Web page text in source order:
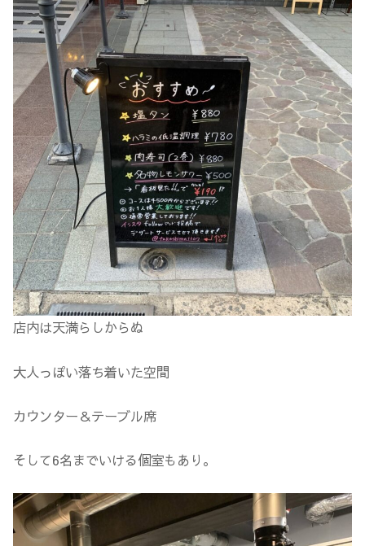
店内は天満らしからぬ
大人っぽい落ち着いた空間
カウンター＆テーブル席
そして6名までいける個室もあり。